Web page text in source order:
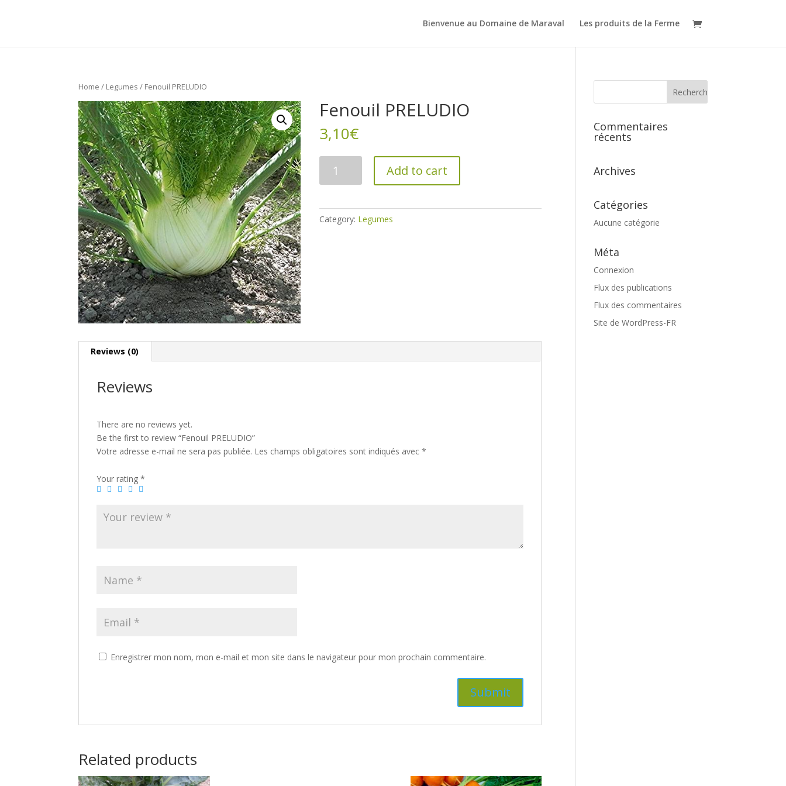
Bienvenue au Domaine de Maraval Les produits de la Ferme
Home / Legumes / Fenouil PRELUDIO
Fenouil PRELUDIO
3,10€
PRELUDIO
Add to cart
Category: Legumes
Reviews (0)
Reviews
There are no reviews yet.
Be the first to review “Fenouil PRELUDIO”
Votre adresse e-mail ne sera pas publiée. Les champs obligatoires sont indiqués avec*
Your rating*
Enregistrer mon nom, mon e-mail et mon site dans le navigateur pour mon prochain commentaire.
Related products
Commentaires
récents
Archives
Catégories
Aucune catégorie
Méta
Connexion
Flux des publications
Flux des commentaires
Site de WordPress-FR